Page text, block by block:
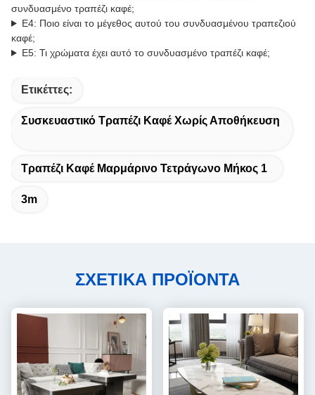
συνδυασμένο τραπέζι καφέ;
Ε4: Ποιο είναι το μέγεθος αυτού του συνδυασμένου τραπεζιού
καφέ;
Ε5: Τι χρώματα έχει αυτό το συνδυασμένο τραπέζι καφέ;
Ετικέττες:
Συσκευαστικό Τραπέζι Καφέ Χωρίς Αποθήκευση
Τραπέζι Καφέ Μαρμάρινο Τετράγωνο Μήκος 1
3m
ΣΧΕΤΙΚΑ ΠΡΟΪΟΝΤΑ